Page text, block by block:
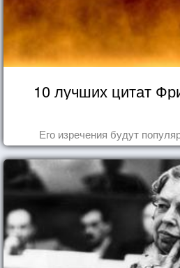
10 лучших цитат
Его изречения будут